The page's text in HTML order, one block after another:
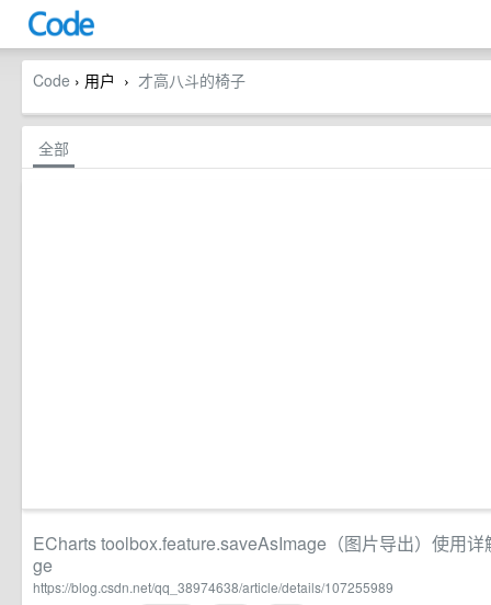
Code › 用户 › 才高八斗的椅子
全部
ECharts toolbox.feature.saveAsImage（图片导出）使用
ge
https://blog.csdn.net/qq_38974638/article/details/107255989